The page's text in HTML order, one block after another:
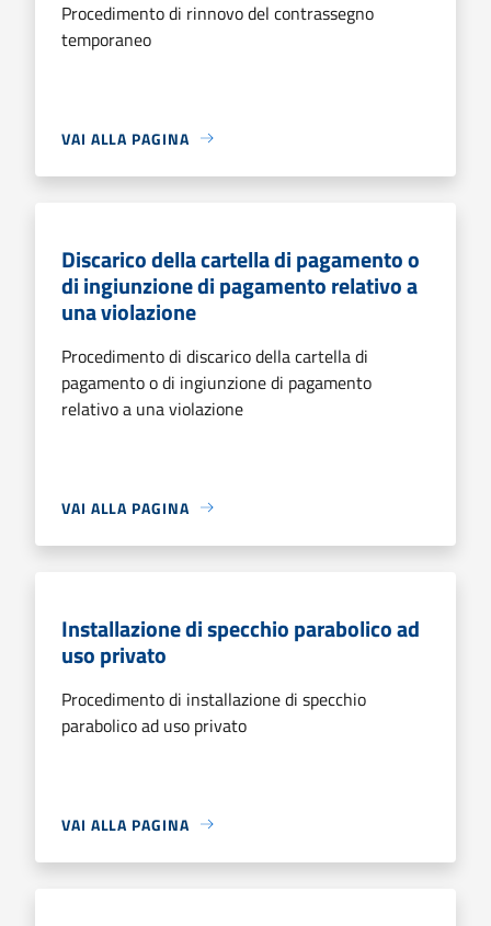
Procedimento di rinnovo del contrassegno
temporaneo
VAI ALLA PAGINA
Discarico della cartella di pagamento o
di ingiunzione di pagamento relativo a
una violazione
Procedimento di discarico della cartella di
pagamento o di ingiunzione di pagamento
relativo a una violazione
VAI ALLA PAGINA
Installazione di specchio parabolico ad
uso privato
Procedimento di installazione di specchio
parabolico ad uso privato
VAI ALLA PAGINA